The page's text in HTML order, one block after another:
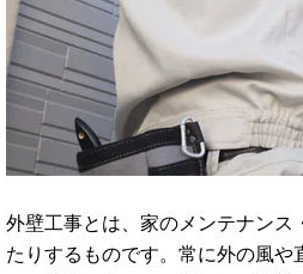
外壁工事とは、家のメンテナンス
たりするものです。常に外の風